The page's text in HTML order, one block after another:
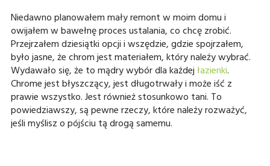
Niedawno planowałem mały remont w moim domu i
owijałem w bawełnę proces ustalania, co chcę zrobić.
Przejrzałem dziesiątki opcji i wszędzie, gdzie spojrzałem,
było jasne, że chrom jest materiałem, który należy wybrać.
Wydawało się, że to mądry wybór dla każdejłazienki.
Chrome jest błyszczący, jest długotrwały i może iść z
prawie wszystko. Jest również stosunkowo tani. To
powiedziawszy, są pewne rzeczy, które należy rozważyć,
jeśli myślisz o pójściu tą drogą samemu.